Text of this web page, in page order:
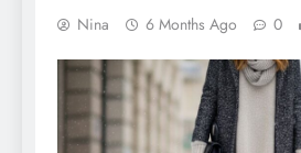
Nina 6 Months Ago 0